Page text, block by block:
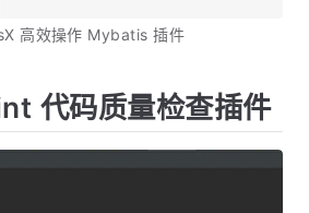
高效操作 Mybatis 插件
代码质量检查插件